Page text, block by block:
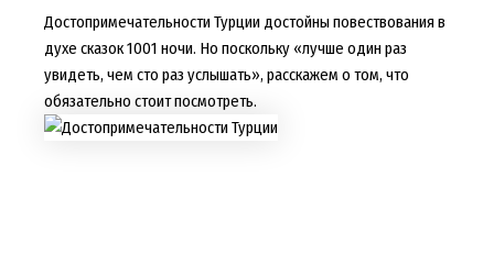
Достопримечательности Турции достойны повествования в
духе сказок 1001 ночи. Но поскольку «лучше один раз
увидеть, чем сто раз услышать», расскажем о том, что
обязательно стоит посмотреть.